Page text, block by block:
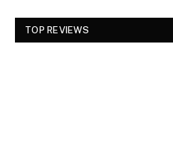
TOP REVIEWS